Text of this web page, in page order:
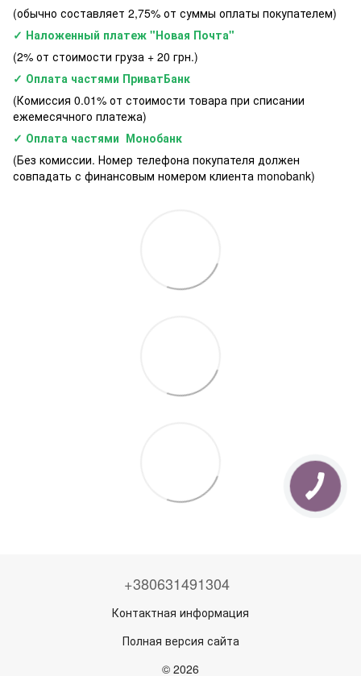
(обычно составляет 2,75% от суммы оплаты покупателем)
✓ Наложенный платеж "Новая Почта"
(2% от стоимости груза + 20 грн.)
✓ Оплата частями ПриватБанк
(Комиссия 0.01% от стоимости товара при списании
ежемесячного платежа)
✓ Оплата частями Монобанк
(Без комиссии. Номер телефона покупателя должен
совпадать с финансовым номером клиента monobank)
+380631491304
Контактная информация
Полная версия сайта
© 2026